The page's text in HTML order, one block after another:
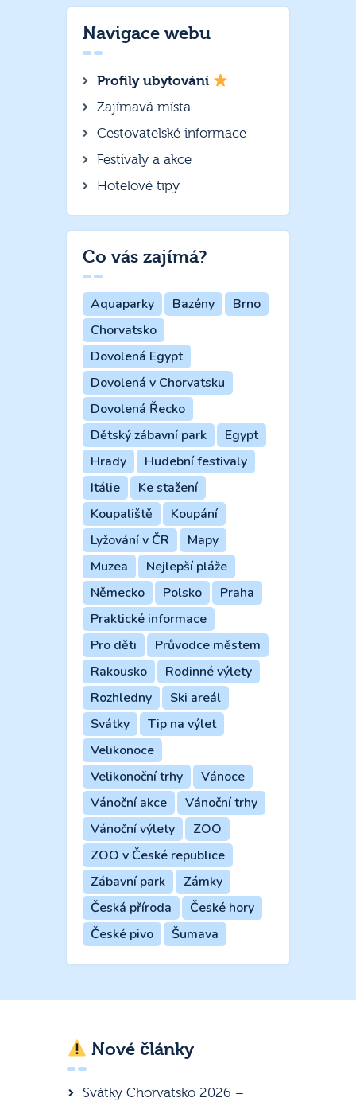
Navigace webu
Profily ubytování
Zajímavá místa
Cestovatelské informace
Festivaly a akce
Hotelové tipy
Co vás zajímá?
Aquaparky Bazény
Brno
Chorvatsko
Dovolená Egypt
Dovolená v Chorvatsku
Dovolená Řecko
Dětský zábavní park
Egypt
Hrady
Hudební festivaly
Itálie
Ke stažení
Koupaliště
Koupání
Lyžování v ČR
Mapy
Muzea
Nejlepší pláže
Německo
Polsko
Praha
Praktické informace
Pro děti
Průvodce městem
Rakousko
Rodinné výlety
Rozhledny
Ski areál
Svátky
Tip na výlet
Velikonoce
Velikonoční trhy
Vánoce
Vánoční akce
Vánoční trhy
Vánoční výlety
ZOO
ZOO v České republice
Zábavní park
Zámky
Česká příroda
České hory
České pivo
Šumava
Nové články
Svátky Chorvatsko 2026 –